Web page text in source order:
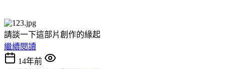
請談一下這部片創作的緣起
繼續閱讀
14年前